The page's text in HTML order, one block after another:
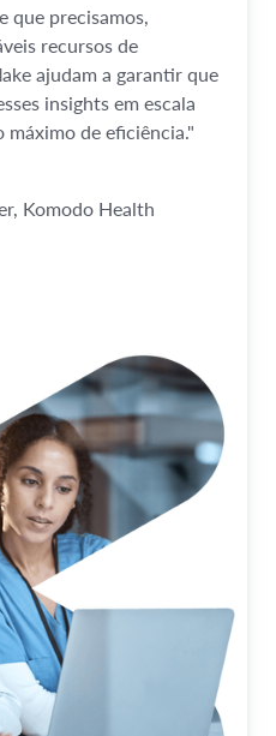
que precisamos,
recursos de
ajudam a garantir que
insights em escala
máximo de eficiência."
Komodo Health